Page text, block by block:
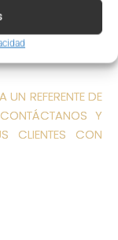
DE BELLEZA.
Y ENCUENTRA
TU SALÓN.
UN REFERENTE DE
Y
CLIENTES CON